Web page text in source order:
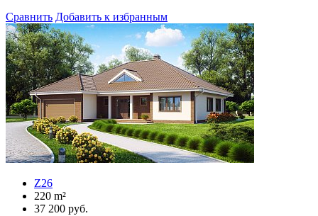
Сравнить Добавить к избранным
Z26
220 m²
37 200 руб.